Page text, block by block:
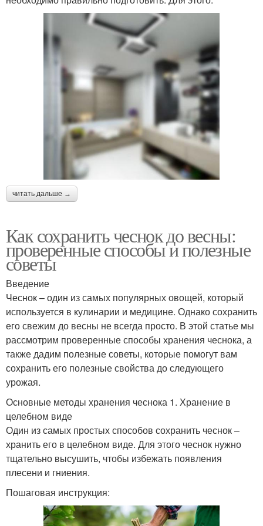
читать дальше →
Как сохранить чеснок до весны:
проверенные способы и полезные
советы
Введение
Чеснок – один из самых популярных овощей, который
используется в кулинарии и медицине. Однако сохранить
его свежим до весны не всегда просто. В этой статье мы
рассмотрим проверенные способы хранения чеснока, а
также дадим полезные советы, которые помогут вам
сохранить его полезные свойства до следующего
урожая.
Основные методы хранения чеснока 1. Хранение в
целебном виде
Один из самых простых способов сохранить чеснок –
хранить его в целебном виде. Для этого чеснок нужно
тщательно высушить, чтобы избежать появления
плесени и гниения.
Пошаговая инструкция: